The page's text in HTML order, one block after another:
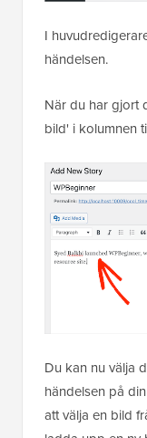
I
händelsen.
När du har gjort
bild' i kolumnen
Du kan nu välja
händelsen på
att välja en bild